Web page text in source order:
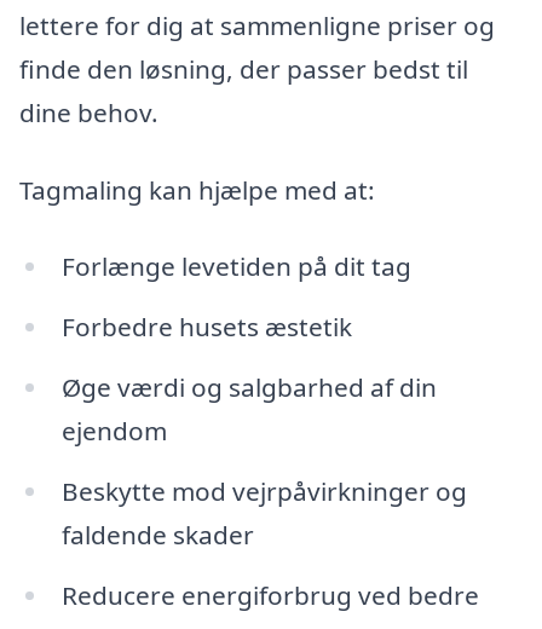
lettere for dig at sammenligne priser og
finde den løsning, der passer bedst til
dine behov.
Tagmaling kan hjælpe med at:
Forlænge levetiden på dit tag
Forbedre husets æstetik
Øge værdi og salgbarhed af din
ejendom
Beskytte mod vejrpåvirkninger og
faldende skader
Reducere energiforbrug ved bedre